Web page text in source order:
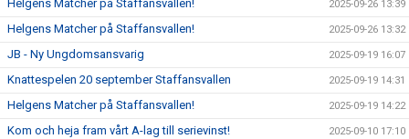
Helgens Matcher på Staffansvallen! 2025-09-26 13:39
Helgens Matcher på Staffansvallen! 2025-09-26 13:32
JB - Ny Ungdomsansvarig 2025-09-19 16:07
Knattespelen 20 september Staffansvallen 2025-09-19 14:31
Helgens Matcher på Staffansvallen! 2025-09-19 14:22
Kom och heja fram vårt A-lag till serievinst! 2025-09-10 17:10